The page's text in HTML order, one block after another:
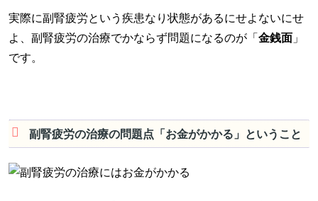
実際に副腎疲労という疾患なり状態があるにせよないにせ
よ、副腎疲労の治療でかならず問題になるのが「 金銭面 」
です。
副腎疲労の治療の問題点「お金がかかる」ということ